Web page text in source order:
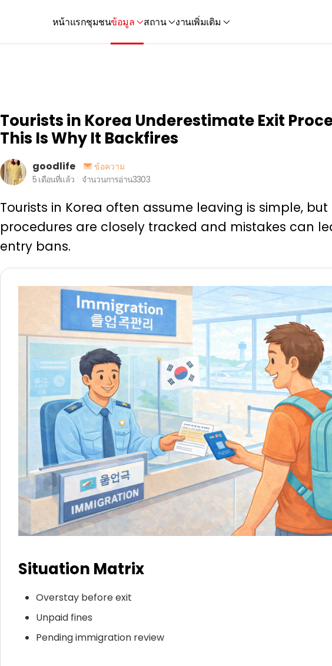
หน้าแรกชุมชนข้อมูล สถาน งานเพิ่มเติม
Tourists in Korea Underestimate Exit
This Is Why It Backfires
goodlife
ข้อความ
5 เดือนที่แล้ว
จำนวนการอ่าน3303
Tourists in Korea often assume leaving is simple, but
procedures are closely tracked and mistakes can
entry bans.
Situation Matrix
Overstay before exit
Unpaid fines
Pending immigration review